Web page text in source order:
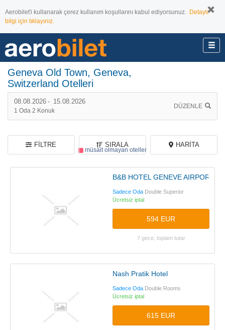
Aerobilet'i kullanarak çerez kullanım koşullarını kabul ediyorsunuz. Detaylı
bilgi için tıklayınız.
08.08.2026 - 15.08.2026
1 Oda 2 Konuk
DÜZENLE
Geneva Old Town, Geneva,
Switzerland Otelleri
22 otel bulundu,22 tanesi müsait
müsait olmayan oteller
FILTRE SIRALA HARITA
B&B HOTEL GENEVE AIRPORT
Sadece Oda Double Superior
Ücretsiz iptal
594 EUR
7 gece, toplam tutar
Nash Pratik Hotel
Sadece Oda Double Rooms
Ücretsiz iptal
615 EUR